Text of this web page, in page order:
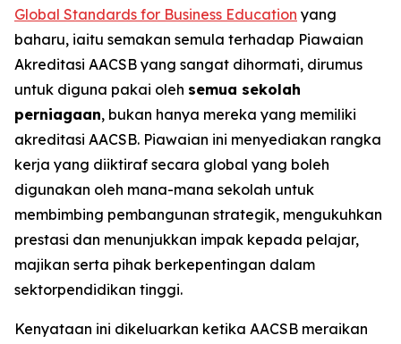
Global Standards for Business Education yang
baharu, iaitu semakan semula terhadap Piawaian
Akreditasi AACSB yang sangat dihormati, dirumus
untuk diguna pakai oleh semua sekolah
perniagaan, bukan hanya mereka yang memiliki
akreditasi AACSB. Piawaian ini menyediakan rangka
kerja yang diiktiraf secara global yang boleh
digunakan oleh mana-mana sekolah untuk
membimbing pembangunan strategik, mengukuhkan
prestasi dan menunjukkan impak kepada pelajar,
majikan serta pihak berkepentingan dalam
sektorpendidikan tinggi.
Kenyataan ini dikeluarkan ketika AACSB meraikan